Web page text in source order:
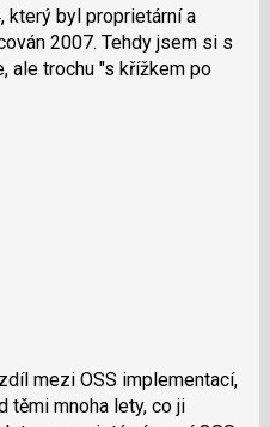
který byl proprietární a
2007. Tehdy jsem si s
ale trochu "s křížkem po
mezi OSS implementací,
těmi mnoha lety, co ji